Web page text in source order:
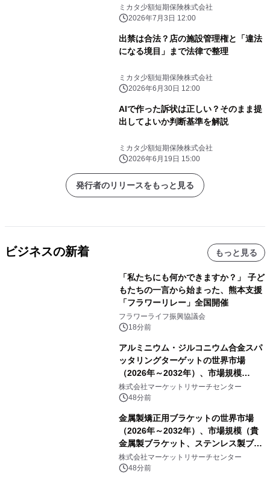
ミカタ少額短期保険株式会社
2026年7月3日 12:00
出禁は合法？店の施設管理権と「違法
になる境目」まで法律で整理
ミカタ少額短期保険株式会社
2026年6月30日 12:00
AIで作った訴状は正しい？そのまま提
出してよいか判断基準を解説
ミカタ少額短期保険株式会社
2026年6月19日 15:00
発行者のリリースをもっと見る
ビジネスの新着 もっと見る
「私たちにも何かできますか？」 子ど
もたちの一言から始まった、熊本支援
「フラワーリレー」全国開催
フラワーライフ振興協議会
18分前
アルミニウム・ジルコニウム合金スパ
ッタリングターゲットの世界市場
（2026年～2032年）、市場規模
（0.995、0.999、その他）・分析レポ
ートを発表
株式会社マーケットリサーチセンター
48分前
金属製矯正用ブラケットの世界市場
（2026年～2032年）、市場規模（貴
金属製ブラケット、ステンレス製ブラ
ケット、純チタン製ブラケット）・分
析レポートを発表
株式会社マーケットリサーチセンター
48分前